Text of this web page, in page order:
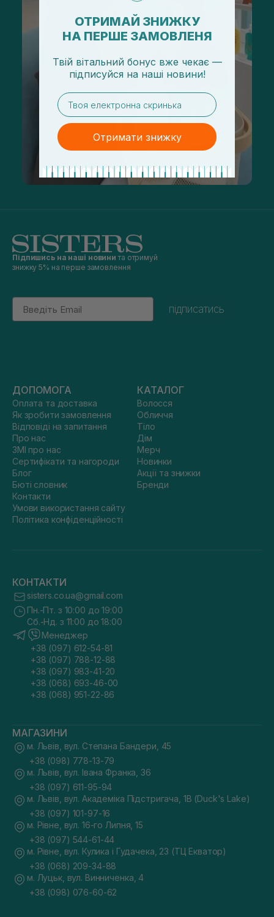
Підпишись на наші новини та отримуй
знижку 5% на перше замовлення
Email
підписатись
ДОПОМОГА
Оплата та доставка
Як зробити замовлення
Відповіді на запитання
Про нас
ЗМІ про нас
Сертифікати та нагороди
Блог
Бюті словник
Контакти
Умови використання сайту
Політика конфіденційності
КАТАЛОГ
Волосся
Обличчя
Тіло
Дім
Мерч
Новинки
Акції та знижки
Бренди
КОНТАКТИ
sisters.co.ua@gmail.com
Пн.-Пт. з 10:00 до 19:00
Сб.-Нд. з 11:00 до 18:00
Менеджер
+38 (097) 612-54-81
+38 (097) 788-12-88
+38 (097) 983-41-20
+38 (068) 693-46-00
+38 (068) 951-22-86
МАГАЗИНИ
м. Львів, вул. Степана Бандери, 45
+38 (098) 778-13-79
м. Львів, вул. Івана Франка, 36
+38 (097) 611-95-94
м. Львів, вул. Академіка Підстригача, 1В (Duck's Lake)
+38 (097) 101-97-16
м. Рівне, вул. 16-го Липня, 15
+38 (097) 544-61-44
м. Рівне, вул. Кулика і Гудачека, 23 (ТЦ Екватор)
+38 (068) 209-34-88
м. Луцьк, вул. Винниченка, 4
+38 (098) 076-60-62
ОТРИМАЙ ЗНИЖКУ
НА ПЕРШЕ ЗАМОВЛЕНЯ
Твій вітальний бонус вже чекає —
підписуйся на наші новини!
email
Отримати знижку